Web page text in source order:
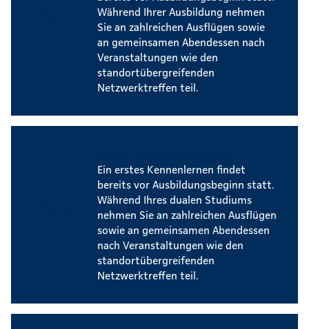
Während Ihrer Ausbildung nehmen
Sie an zahlreichen Ausflügen sowie
an gemeinsamen Abendessen nach
Veranstaltungen wie den
standortübergreifenden
Netzwerktreffen teil.
Ein erstes Kennenlernen findet
bereits vor Ausbildungsbeginn statt.
Während Ihres dualen Studiums
nehmen Sie an zahlreichen Ausflügen
sowie an gemeinsamen Abendessen
nach Veranstaltungen wie den
standortübergreifenden
Netzwerktreffen teil.